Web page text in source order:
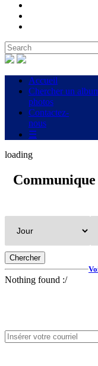
Accueil
Chercher un
photos
Contactez-
nous
☰
loading
Communique
Nothing found :/